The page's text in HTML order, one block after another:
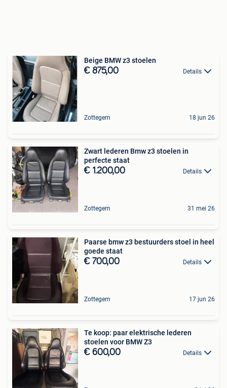
Beige BMW z3 stoelen
€ 875,00 Details
Zottegem 18 jun 26
Zwart lederen Bmw z3 stoelen in
perfecte staat
€ 1.200,00 Details
Zottegem 31 mei 26
Paarse bmw z3 bestuurders stoel in heel
goede staat
€ 700,00 Details
Zottegem 17 jun 26
Te koop: paar elektrische lederen
stoelen voor BMW Z3
€ 600,00 Details